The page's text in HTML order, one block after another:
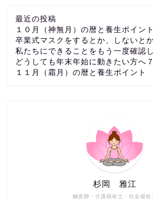
最近の投稿
１０月（神無月）の暦と養生ポイント
卒業式マスクをするとか、しないと
私たちにできることをもう一度確認
どうしても年末年始に動きたい方へ
１１月（霜月）の暦と養生ポイント
鍼灸師・介護福祉士・社会福祉
杉岡 雅江